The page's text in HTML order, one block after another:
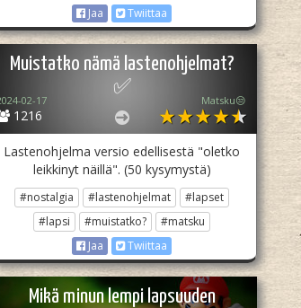
Jaa
Twiittaa
Muistatko nämä lastenohjelmat?
✅
1216
02-17 Matsku😒
Lastenohjelma versio edellisestä "oletko
leikkinyt näillä". (50 kysymystä)
#nostalgia #lastenohjelmat
#lapset
#lapsi
#muistatko?
#matsku
Jaa
Twiittaa
Mikä minun lempi lapsuuden